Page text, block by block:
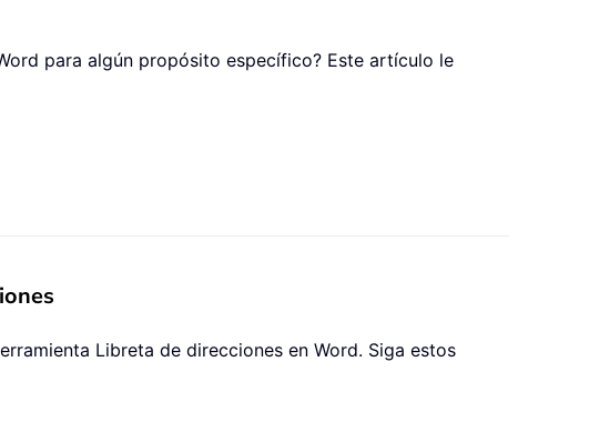
para algún propósito específico? Este artículo le
Libreta de direcciones en Word. Siga estos